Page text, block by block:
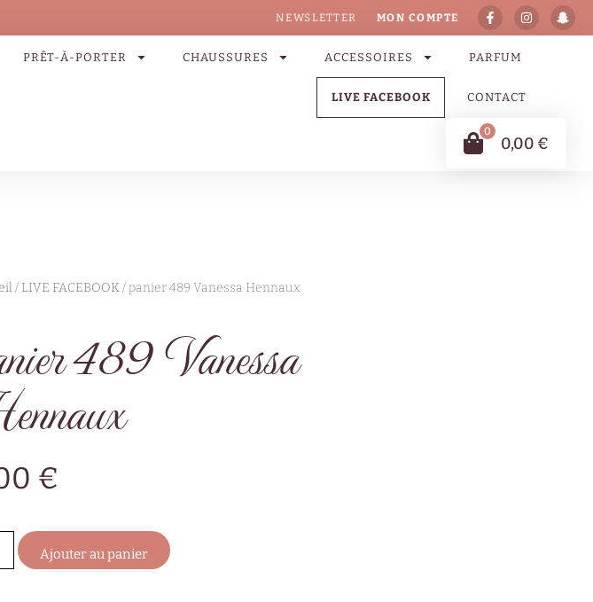
NEWSLETTER MON COMPTE
PRÊT-À-PORTER CHAUSSURES ACCESSOIRES PARFUM
LIVE FACEBOOK CONTACT
0
0,00 €
/ LIVE FACEBOOK/ panier 489 Vanessa Hennaux
489 Vanessa
€
Ajouter au panier